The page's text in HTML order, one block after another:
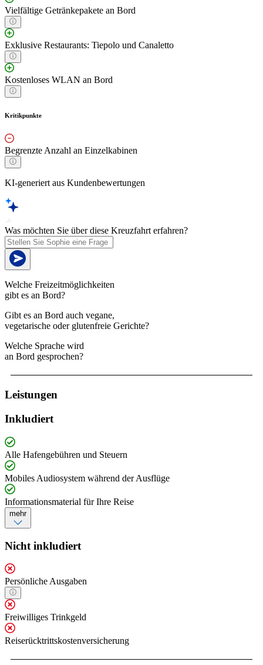
Vielfältige Getränkepakete an Bord
Exklusive Restaurants: Tiepolo und Canaletto
Kostenloses WLAN an Bord
Kritikpunkte
Begrenzte Anzahl an Einzelkabinen
KI-generiert aus Kundenbewertungen
Was möchten Sie über diese Kreuzfahrt erfahren?
Welche Freizeitmöglichkeiten
gibt es an Bord?
Gibt es an Bord auch vegane,
vegetarische oder glutenfreie Gerichte?
Welche Sprache wird
an Bord gesprochen?
Leistungen
Inkludiert
Alle Hafengebühren und Steuern
Mobiles Audiosystem während der Ausflüge
Informationsmaterial für Ihre Reise
mehr
Nicht inkludiert
Persönliche Ausgaben
Freiwilliges Trinkgeld
Reiserücktrittskostenversicherung